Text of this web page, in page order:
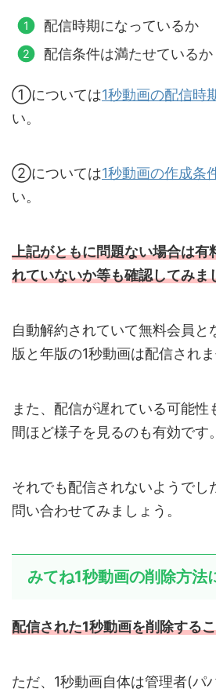
配信時期になっているか
配信条件は満たせているか
①については1秒動画の配信時
い。
②については1秒動画の作成条
い。
上記がともに問題ない場合は有
れていないか等も確認してみま
自動解約されていて無料会員と
版と年版の1秒動画は配信されま
また、配信が遅れている可能性
間ほど様子を見るのも有効です。
それでも配信されないようでし
問い合わせてみましょう。
みてね1秒動画の削除方法
配信された1秒動画を削除する
ただ、1秒動画自体は管理者(パ